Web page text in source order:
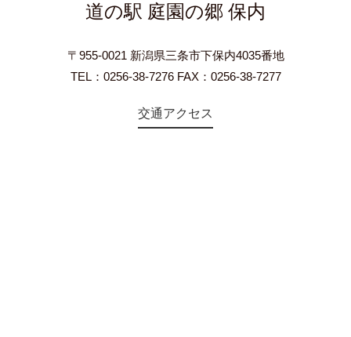
道の駅 庭園の郷 保内
〒955-0021 新潟県三条市下保内4035番地
TEL：0256-38-7276 FAX：0256-38-7277
交通アクセス